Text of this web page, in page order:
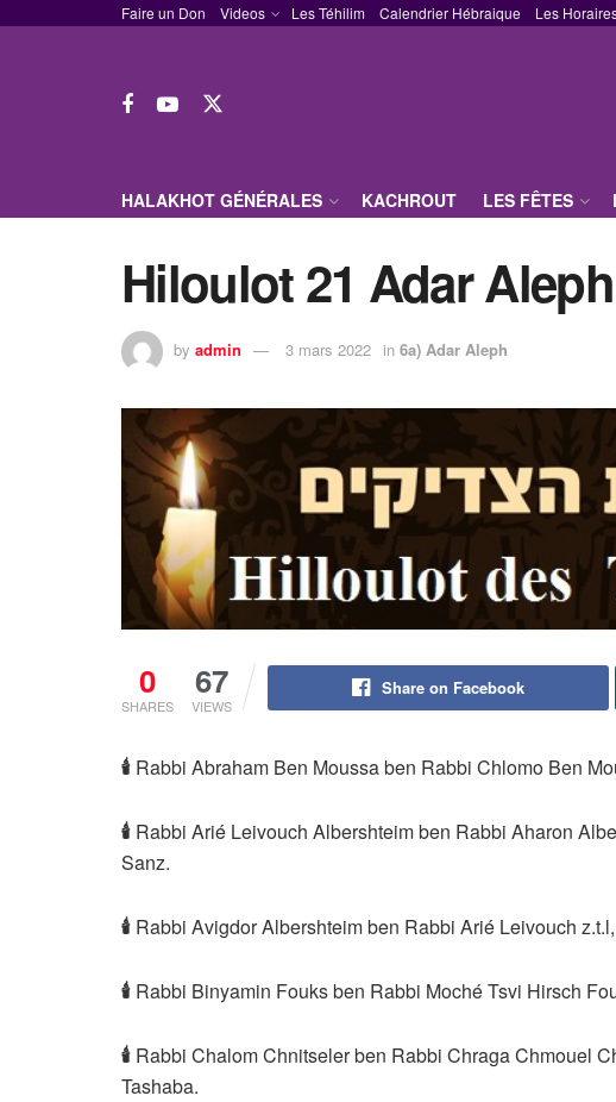
Faire un Don Videos Les Téhilim Calendrier Hébraique Les
HALAKHOT GÉNÉRALES KACHROUT LES FÊTES
Hiloulot 21 Adar Aleph
by admin 3 mars 2022 in 6a) Adar Aleph
0
SHARES
67
VIEWS
Share on Facebook
🕯 Rabbi Abraham Ben Moussa ben Rabbi Chlomo Ben
🕯 Rabbi Arié Leivouch Albershteim ben Rabbi Aharon
Sanz.
🕯 Rabbi Avigdor Albershteim ben Rabbi Arié Leivouch
🕯 Rabbi Binyamin Fouks ben Rabbi Moché Tsvi Hirsch
🕯 Rabbi Chalom Chnitseler ben Rabbi Chraga Chmouel
Tashaba.